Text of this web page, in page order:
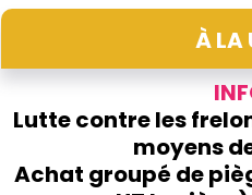
À LA
Lutte contre les
moyens
Achat groupé de